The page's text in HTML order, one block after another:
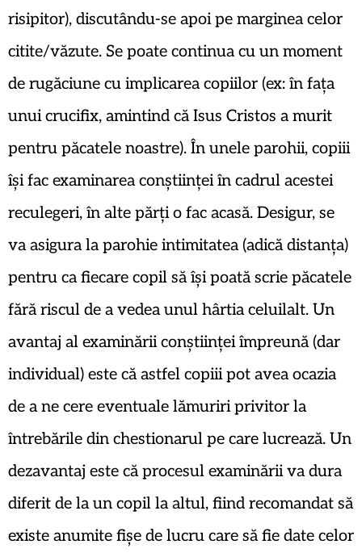
risipitor), discutându-se apoi pe marginea celor
citite/văzute. Se poate continua cu un moment
de rugăciune cu implicarea copiilor (ex: în fața
unui crucifix, amintind că Isus Cristos a murit
pentru păcatele noastre). În unele parohii, copiii
își fac examinarea conștiinței în cadrul acestei
reculegeri, în alte părți o fac acasă. Desigur, se
va asigura la parohie intimitatea (adică distanța)
pentru ca fiecare copil să își poată scrie păcatele
fără riscul de a vedea unul hârtia celuilalt. Un
avantaj al examinării conștiinței împreună (dar
individual) este că astfel copiii pot avea ocazia
de a ne cere eventuale lămuriri privitor la
întrebările din chestionarul pe care lucrează. Un
dezavantaj este că procesul examinării va dura
diferit de la un copil la altul, fiind recomandat să
existe anumite fișe de lucru care să fie date celor